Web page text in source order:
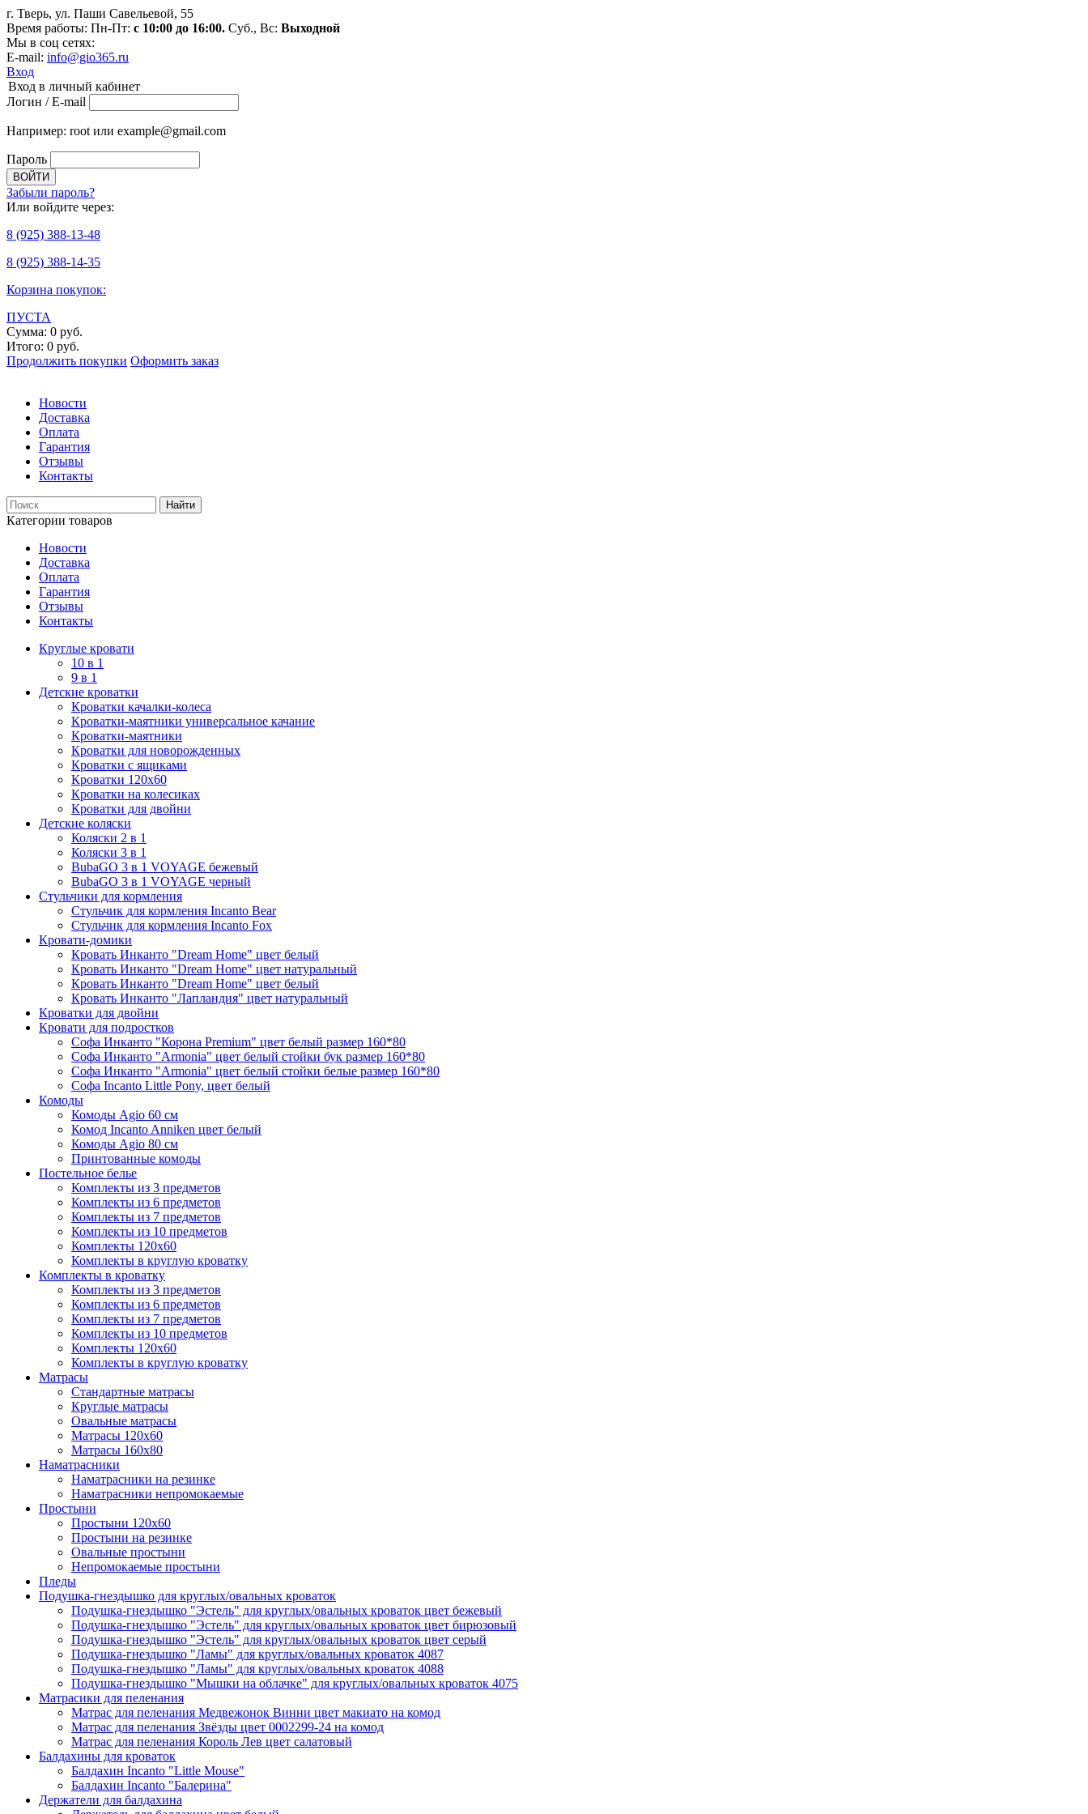
г. Тверь, ул. Паши Савельевой, 55
Время работы: Пн-Пт: с 10:00 до 16:00. Суб., Вс: Выходной
Мы в соц сетях:
E-mail: info@gio365.ru
Вход
Вход в личный кабинет
Логин / E-mail
Например: root или example@gmail.com
Пароль
Забыли пароль?
Или войдите через:
8 (925) 388-13-48
8 (925) 388-14-35
Корзина покупок:
ПУСТА
Сумма: 0 руб.
Итого: 0 руб.
Продолжить покупки Оформить заказ
Новости
Доставка
Оплата
Гарантия
Отзывы
Контакты
Категории товаров
Новости
Доставка
Оплата
Гарантия
Отзывы
Контакты
Круглые кровати
10 в 1
9 в 1
Детские кроватки
Кроватки качалки-колеса
Кроватки-маятники универсальное качание
Кроватки-маятники
Кроватки для новорожденных
Кроватки с ящиками
Кроватки 120х60
Кроватки на колесиках
Кроватки для двойни
Детские коляски
Коляски 2 в 1
Коляски 3 в 1
BubaGO 3 в 1 VOYAGE бежевый
BubaGO 3 в 1 VOYAGE черный
Стульчики для кормления
Стульчик для кормления Incanto Bear
Стульчик для кормления Incanto Fox
Кровати-домики
Кровать Инканто "Dream Home" цвет белый
Кровать Инканто "Dream Home" цвет натуральный
Кровать Инканто "Dream Home" цвет белый
Кровать Инканто "Лапландия" цвет натуральный
Кроватки для двойни
Кровати для подростков
Софа Инканто "Корона Premium" цвет белый размер 160*80
Софа Инканто "Armonia" цвет белый стойки бук размер 160*80
Софа Инканто "Armonia" цвет белый стойки белые размер 160*80
Софа Incanto Little Pony, цвет белый
Комоды
Комоды Agio 60 см
Комод Incanto Anniken цвет белый
Комоды Agio 80 см
Принтованные комоды
Постельное белье
Комплекты из 3 предметов
Комплекты из 6 предметов
Комплекты из 7 предметов
Комплекты из 10 предметов
Комплекты 120х60
Комплекты в круглую кроватку
Комплекты в кроватку
Комплекты из 3 предметов
Комплекты из 6 предметов
Комплекты из 7 предметов
Комплекты из 10 предметов
Комплекты 120х60
Комплекты в круглую кроватку
Матрасы
Стандартные матрасы
Круглые матрасы
Овальные матрасы
Матрасы 120х60
Матрасы 160х80
Наматрасники
Наматрасники на резинке
Наматрасники непромокаемые
Простыни
Простыни 120х60
Простыни на резинке
Овальные простыни
Непромокаемые простыни
Пледы
Подушка-гнездышко для круглых/овальных кроваток
Подушка-гнездышко "Эстель" для круглых/овальных кроваток цвет бежевый
Подушка-гнездышко "Эстель" для круглых/овальных кроваток цвет бирюзовый
Подушка-гнездышко "Эстель" для круглых/овальных кроваток цвет серый
Подушка-гнездышко "Ламы" для круглых/овальных кроваток 4087
Подушка-гнездышко "Ламы" для круглых/овальных кроваток 4088
Подушка-гнездышко "Мышки на облачке" для круглых/овальных кроваток 4075
Матрасики для пеленания
Матрас для пеленания Медвежонок Винни цвет макиато на комод
Матрас для пеленания Звёзды цвет 0002299-24 на комод
Матрас для пеленания Король Лев цвет салатовый
Балдахины для кроваток
Балдахин Incanto "Little Mouse"
Балдахин Incanto "Балерина"
Держатели для балдахина